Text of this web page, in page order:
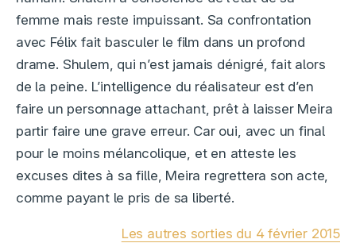
femme mais reste impuissant. Sa confrontation
avec Félix fait basculer le film dans un profond
drame. Shulem, qui n’est jamais dénigré, fait alors
de la peine. L’intelligence du réalisateur est d’en
faire un personnage attachant, prêt à laisser Meira
partir faire une grave erreur. Car oui, avec un final
pour le moins mélancolique, et en atteste les
excuses dites à sa fille, Meira regrettera son acte,
comme payant le pris de sa liberté.
Les autres sorties du 4 février 2015